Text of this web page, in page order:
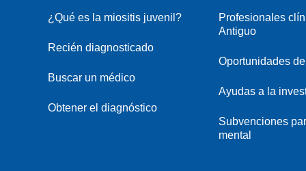
¿Qué es la miositis juvenil?
Recién diagnosticado
Buscar un médico
Obtener el diagnóstico
Profesionales
Antiguo
Oportunidades
Ayudas a la
Subvenciones
mental